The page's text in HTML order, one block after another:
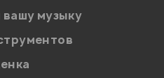
музыку